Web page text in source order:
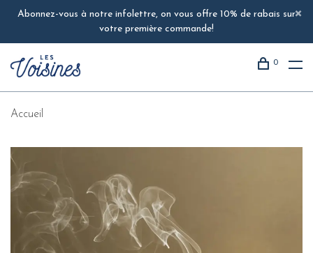
Abonnez-vous à notre infolettre, on vous offre 10% de rabais sur
votre première commande!
0
Accueil